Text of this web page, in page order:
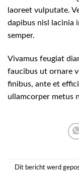
laoreet vulputate.
dapibus nisl lacinia
semper.
Vivamus feugiat
faucibus ut ornare
finibus, ante et
ullamcorper metus
Dit bericht werd